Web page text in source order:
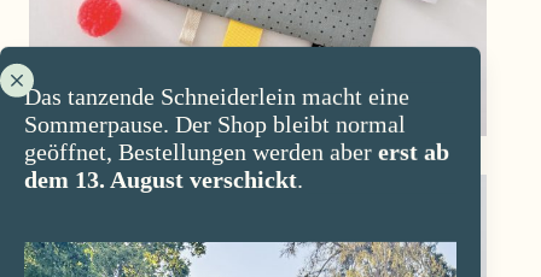
Das tanzende Schneiderlein macht eine
Sommerpause. Der Shop bleibt normal
geöffnet, Bestellungen werden aber erst ab
dem 13. August verschickt